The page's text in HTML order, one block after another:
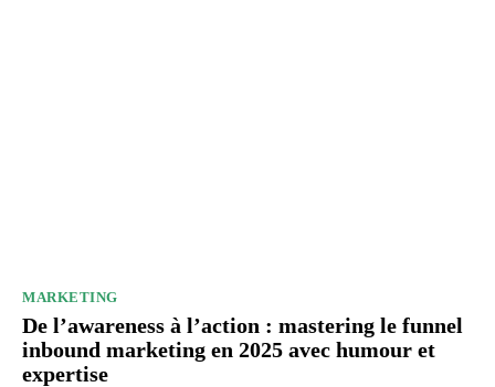
MARKETING
De l’awareness à l’action : mastering le funnel
inbound marketing en 2025 avec humour et
expertise